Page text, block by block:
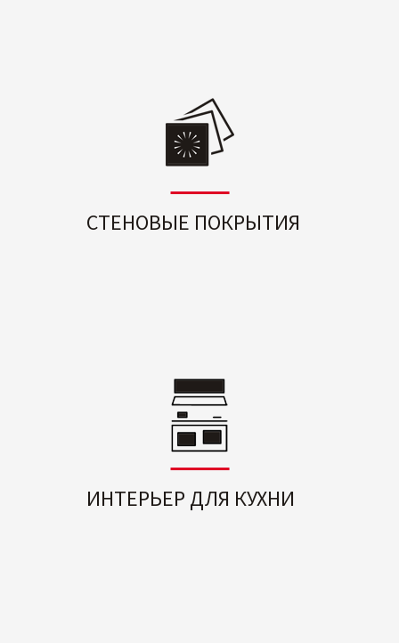
СТЕНОВЫЕ ПОКРЫТИЯ
ИНТЕРЬЕР ДЛЯ КУХНИ